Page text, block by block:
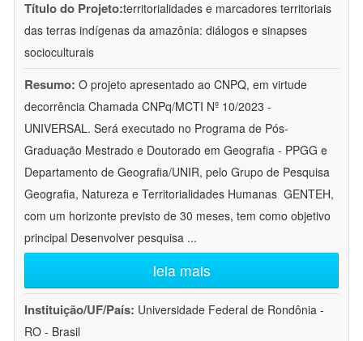
Título do Projeto:territorialidades e marcadores territoriais
das terras indígenas da amazônia: diálogos e sinapses
socioculturais
Resumo: O projeto apresentado ao CNPQ, em virtude
decorrência Chamada CNPq/MCTI Nº 10/2023 -
UNIVERSAL. Será executado no Programa de Pós-
Graduação Mestrado e Doutorado em Geografia - PPGG e
Departamento de Geografia/UNIR, pelo Grupo de Pesquisa
Geografia, Natureza e Territorialidades Humanas  GENTEH,
com um horizonte previsto de 30 meses, tem como objetivo
principal Desenvolver pesquisa ...
leia mais
Instituição/UF/País: Universidade Federal de Rondônia -
RO - Brasil